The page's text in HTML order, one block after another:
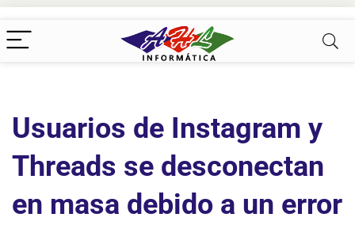
Usuarios de Instagram y
Threads se desconectan
en masa debido a un error